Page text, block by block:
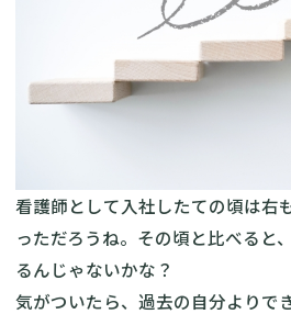
看護師として入社したての頃は右
っただろうね。その頃と比べると
るんじゃないかな？
気がついたら、過去の自分よりで